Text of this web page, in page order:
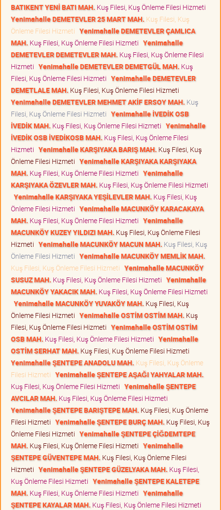
BATIKENT YENİ BATI MAH. Kuş Filesi, Kuş Önleme Filesi Hizmeti
Yenimahalle DEMETEVLER 25 MART MAH. Kuş Filesi, Kuş
Önleme Filesi Hizmeti Yenimahalle DEMETEVLER ÇAMLICA
MAH. Kuş Filesi, Kuş Önleme Filesi Hizmeti Yenimahalle
DEMETEVLER DEMETEVLER MAH. Kuş Filesi, Kuş Önleme Filesi
Hizmeti Yenimahalle DEMETEVLER DEMETGÜL MAH. Kuş
Filesi, Kuş Önleme Filesi Hizmeti Yenimahalle DEMETEVLER
DEMETLALE MAH. Kuş Filesi, Kuş Önleme Filesi Hizmeti
Yenimahalle DEMETEVLER MEHMET AKİF ERSOY MAH. Kuş
Filesi, Kuş Önleme Filesi Hizmeti Yenimahalle İVEDİK OSB
İVEDİK MAH. Kuş Filesi, Kuş Önleme Filesi Hizmeti Yenimahalle
İVEDİK OSB İVEDİKOSB MAH. Kuş Filesi, Kuş Önleme Filesi
Hizmeti Yenimahalle KARŞIYAKA BARIŞ MAH. Kuş Filesi, Kuş
Önleme Filesi Hizmeti Yenimahalle KARŞIYAKA KARŞIYAKA
MAH. Kuş Filesi, Kuş Önleme Filesi Hizmeti Yenimahalle
KARŞIYAKA ÖZEVLER MAH. Kuş Filesi, Kuş Önleme Filesi Hizmeti
Yenimahalle KARŞIYAKA YEŞİLEVLER MAH. Kuş Filesi, Kuş
Önleme Filesi Hizmeti Yenimahalle MACUNKÖY KARACAKAYA
MAH. Kuş Filesi, Kuş Önleme Filesi Hizmeti Yenimahalle
MACUNKÖY KUZEY YILDIZI MAH. Kuş Filesi, Kuş Önleme Filesi
Hizmeti Yenimahalle MACUNKÖY MACUN MAH. Kuş Filesi, Kuş
Önleme Filesi Hizmeti Yenimahalle MACUNKÖY MEMLİK MAH.
Kuş Filesi, Kuş Önleme Filesi Hizmeti Yenimahalle MACUNKÖY
SUSUZ MAH. Kuş Filesi, Kuş Önleme Filesi Hizmeti Yenimahalle
MACUNKÖY YAKACIK MAH. Kuş Filesi, Kuş Önleme Filesi Hizmeti
Yenimahalle MACUNKÖY YUVAKÖY MAH. Kuş Filesi, Kuş
Önleme Filesi Hizmeti Yenimahalle OSTİM OSTİM MAH. Kuş
Filesi, Kuş Önleme Filesi Hizmeti Yenimahalle OSTİM OSTİM
OSB MAH. Kuş Filesi, Kuş Önleme Filesi Hizmeti Yenimahalle
OSTİM SERHAT MAH. Kuş Filesi, Kuş Önleme Filesi Hizmeti
Yenimahalle ŞENTEPE ANADOLU MAH. Kuş Filesi, Kuş Önleme
Filesi Hizmeti Yenimahalle ŞENTEPE AŞAĞI YAHYALAR MAH.
Kuş Filesi, Kuş Önleme Filesi Hizmeti Yenimahalle ŞENTEPE
AVCILAR MAH. Kuş Filesi, Kuş Önleme Filesi Hizmeti
Yenimahalle ŞENTEPE BARIŞTEPE MAH. Kuş Filesi, Kuş Önleme
Filesi Hizmeti Yenimahalle ŞENTEPE BURÇ MAH. Kuş Filesi, Kuş
Önleme Filesi Hizmeti Yenimahalle ŞENTEPE ÇİĞDEMTEPE
MAH. Kuş Filesi, Kuş Önleme Filesi Hizmeti Yenimahalle
ŞENTEPE GÜVENTEPE MAH. Kuş Filesi, Kuş Önleme Filesi
Hizmeti Yenimahalle ŞENTEPE GÜZELYAKA MAH. Kuş Filesi,
Kuş Önleme Filesi Hizmeti Yenimahalle ŞENTEPE KALETEPE
MAH. Kuş Filesi, Kuş Önleme Filesi Hizmeti Yenimahalle
ŞENTEPE KAYALAR MAH. Kuş Filesi, Kuş Önleme Filesi Hizmeti